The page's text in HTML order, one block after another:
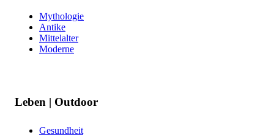
Mythologie
Antike
Mittelalter
Moderne
Leben | Outdoor
Gesundheit